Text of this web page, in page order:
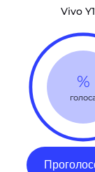
Vivo
%